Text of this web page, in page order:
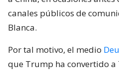
canales públicos de
Blanca.
Por tal motivo, el medio
que Trump ha convertido a